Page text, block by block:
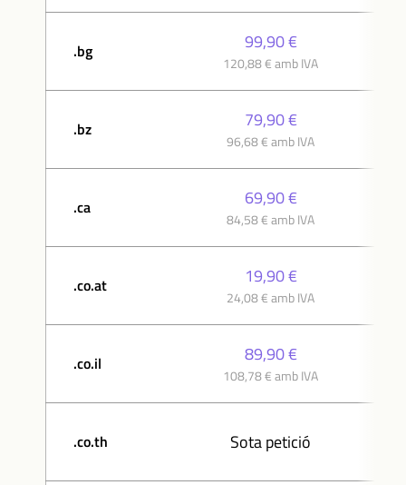
.bg 99,90 €
120,88 € amb IVA
.bz 79,90 €
96,68 € amb IVA
.ca 69,90 €
84,58 € amb IVA
.co.at 19,90 €
24,08 € amb IVA
.co.il 89,90 €
108,78 € amb IVA
.co.th Sota petició